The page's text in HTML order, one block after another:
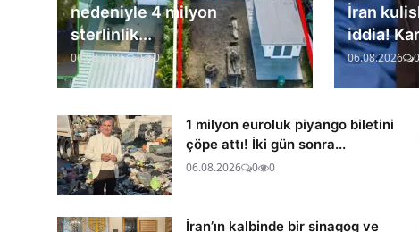
nedeniyle 4 milyon
sterlinlik...
06.08.2026 0 0
İran
iddia!
06.08.2026 0
1 milyon euroluk piyango biletini
çöpe attı! İki gün sonra...
06.08.2026 0 0
İran’ın kalbinde bir sinagog ve